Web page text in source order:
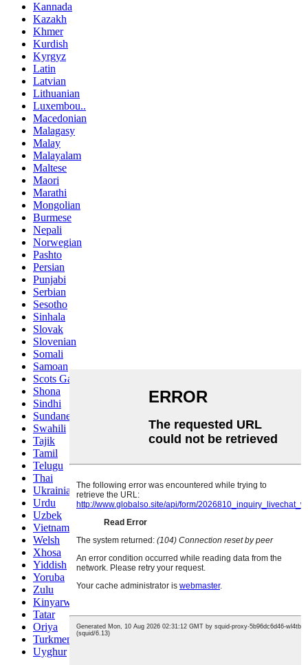
Kannada
Kazakh
Khmer
Kurdish
Kyrgyz
Latin
Latvian
Lithuanian
Luxembou..
Macedonian
Malagasy
Malay
Malayalam
Maltese
Maori
Marathi
Mongolian
Burmese
Nepali
Norwegian
Pashto
Persian
Punjabi
Serbian
Sesotho
Sinhala
Slovak
Slovenian
Somali
Samoan
Scots Gaelic
Shona
Sindhi
Sundanese
Swahili
Tajik
Tamil
Telugu
Thai
Ukrainian
Urdu
Uzbek
Vietnamese
Welsh
Xhosa
Yiddish
Yoruba
Zulu
Kinyarwanda
Tatar
Oriya
Turkmen
Uyghur